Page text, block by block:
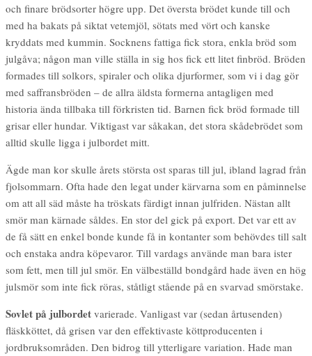
och finare brödsorter högre upp. Det översta brödet kunde till och
med ha bakats på siktat vetemjöl, sötats med vört och kanske
kryddats med kummin. Socknens fattiga fick stora, enkla bröd som
julgåva; någon man ville ställa in sig hos fick ett litet finbröd. Bröden
formades till solkors, spiraler och olika djurformer, som vi i dag gör
med saffransbröden – de allra äldsta formerna antagligen med
historia ända tillbaka till förkristen tid. Barnen fick bröd formade till
grisar eller hundar. Viktigast var såkakan, det stora skådebrödet som
alltid skulle ligga i julbordet mitt.
Ägde man kor skulle årets största ost sparas till jul, ibland lagrad från
fjolsommarn. Ofta hade den legat under kärvarna som en påminnelse
om att all säd måste ha tröskats färdigt innan julfriden. Nästan allt
smör man kärnade såldes. En stor del gick på export. Det var ett av
de få sätt en enkel bonde kunde få in kontanter som behövdes till salt
och enstaka andra köpevaror. Till vardags använde man bara ister
som fett, men till jul smör. En välbeställd bondgård hade även en hög
julsmör som inte fick röras, ståtligt stående på en svarvad smörstake.
Sovlet på julbordet varierade. Vanligast var (sedan årtusenden)
fläskköttet, då grisen var den effektivaste köttproducenten i
jordbruksområden. Den bidrog till ytterligare variation. Hade man